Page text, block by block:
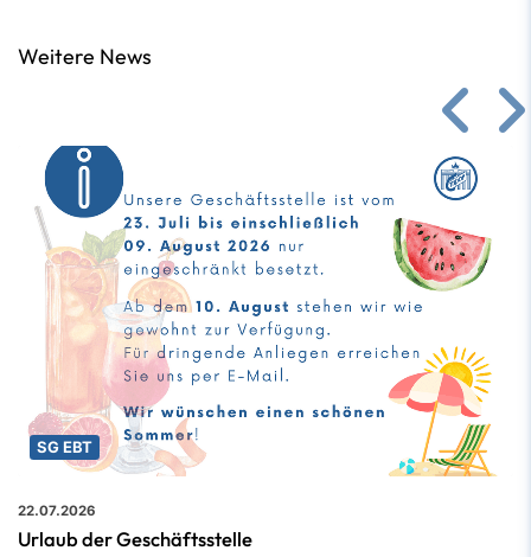
Weitere News
SG EBT
22.07.2026
Urlaub der Geschäftsstelle